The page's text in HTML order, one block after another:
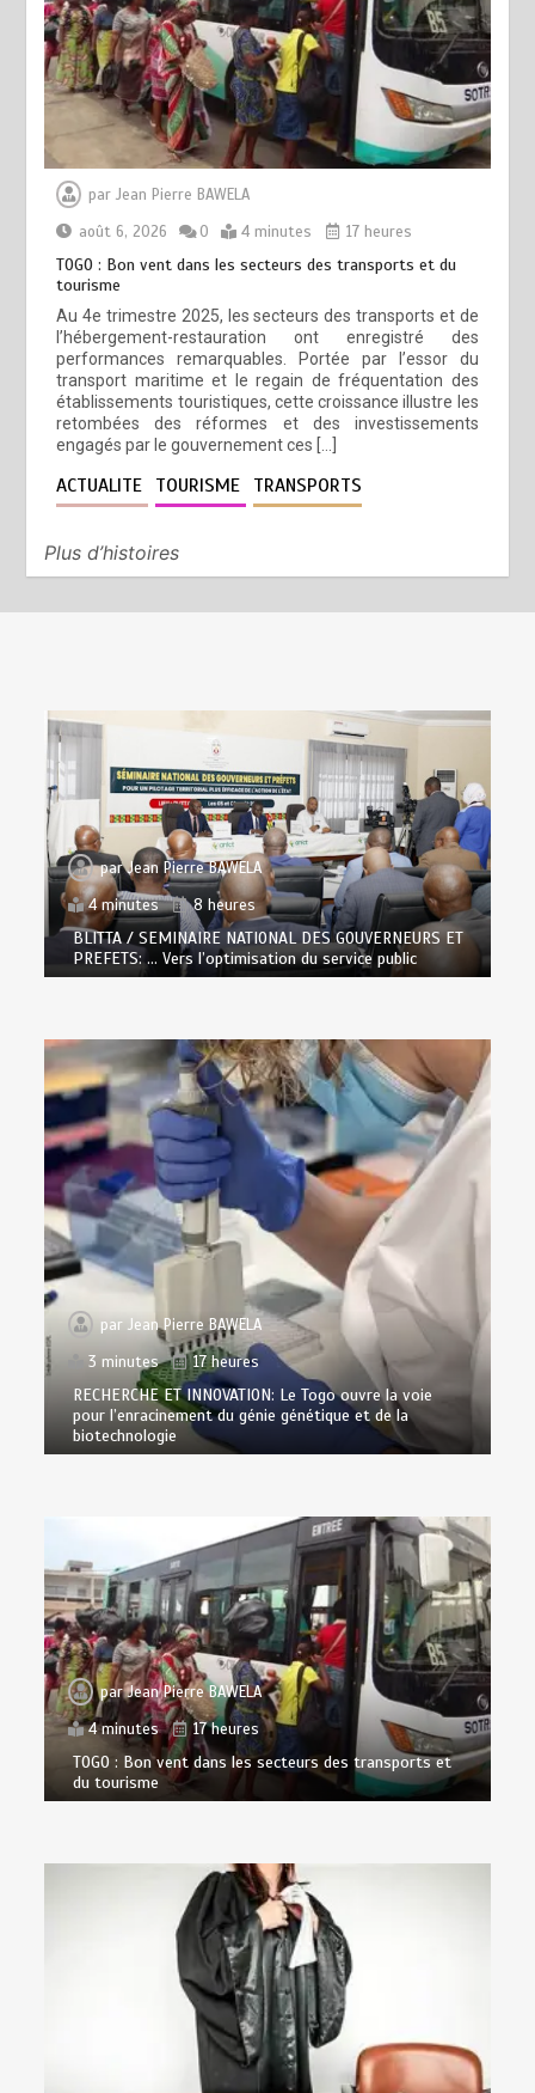
parJean Pierre BAWELA
août 6, 2026
0 4 minutes 17 heures
TOGO : Bon vent dans les secteurs des transports et du
tourisme
Au 4e trimestre 2025, les secteurs des transports et de
l’hébergement-restauration ont enregistré des
performances remarquables. Portée par l’essor du
transport maritime et le regain de fréquentation des
établissements touristiques, cette croissance illustre les
retombées des réformes et des investissements
engagés par le gouvernement ces […]
ACTUALITE TOURISME TRANSPORTS
Plus d’histoires
parJean Pierre BAWELA
4 minutes
8 heures
BLITTA / SEMINAIRE NATIONAL DES GOUVERNEURS ET
PREFETS: … Vers l’optimisation du service public
parJean Pierre BAWELA
3 minutes
17 heures
RECHERCHE ET INNOVATION: Le Togo ouvre la voie
pour l’enracinement du génie génétique et de la
biotechnologie
parJean Pierre BAWELA
4 minutes
17 heures
TOGO : Bon vent dans les secteurs des transports et
du tourisme